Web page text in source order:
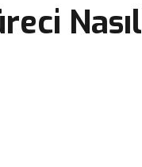
Nasıl